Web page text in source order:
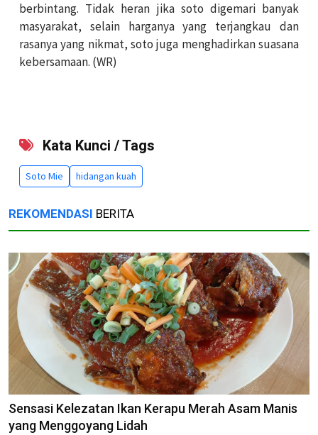
berbintang. Tidak heran jika soto digemari banyak
masyarakat, selain harganya yang terjangkau dan
rasanya yang nikmat, soto juga menghadirkan suasana
kebersamaan. (WR)
Kata Kunci / Tags
Soto Mie hidangan kuah
REKOMENDASI BERITA
Sensasi Kelezatan Ikan Kerapu Merah Asam Manis
yang Menggoyang Lidah